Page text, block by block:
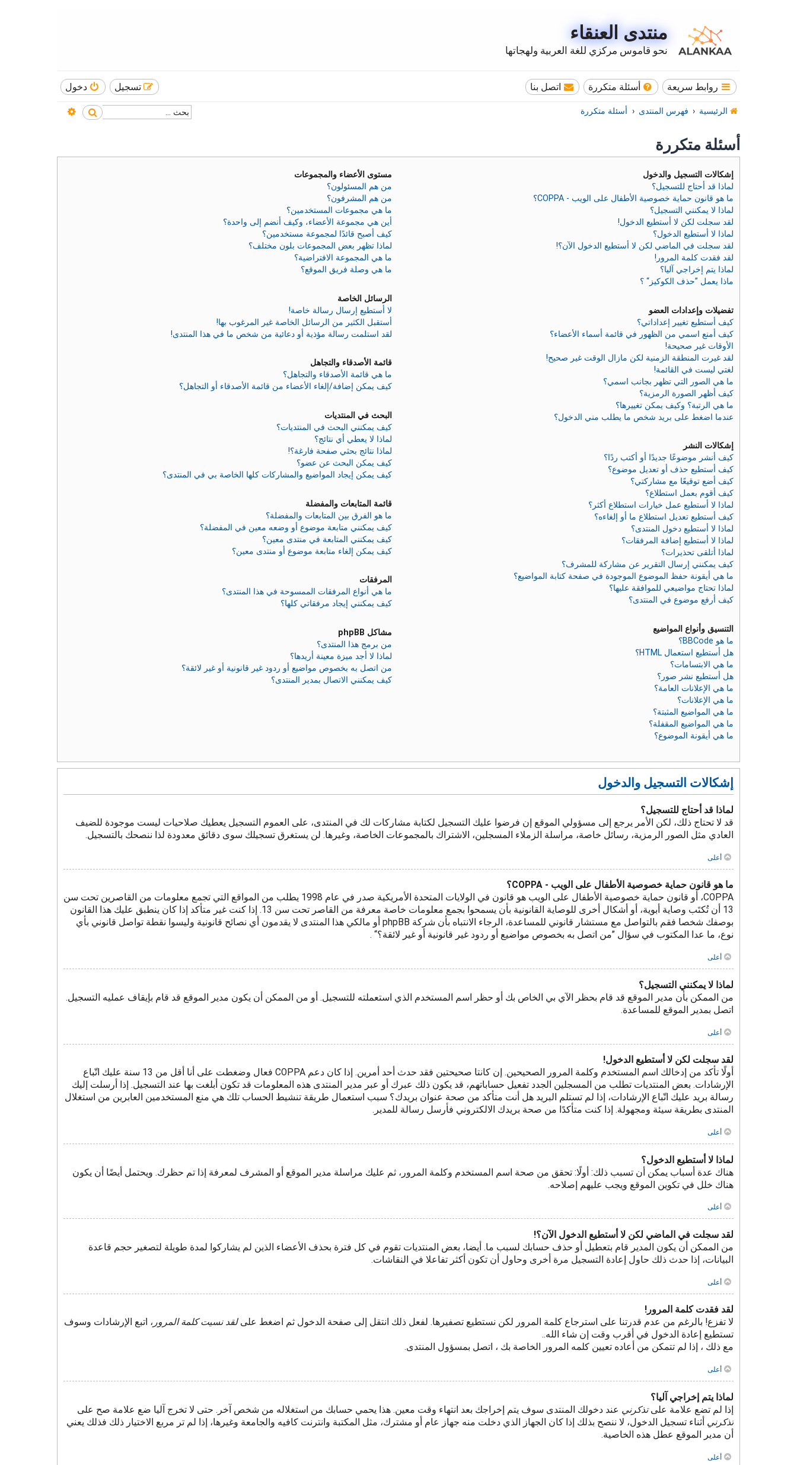
منتدى العنقاء
نحو قاموس مركزي للغة العربية ولهجاتها
روابط سريعة أسئلة متكررة اتصل بنا دخول تسجيل
الرئيسية فهرس المنتدى أسئلة متكررة بحث
أسئلة متكررة
إشكالات التسجيل والدخول
لماذا قد أحتاج للتسجيل؟
ما هو قانون حماية خصوصية الأطفال على الويب - COPPA؟
لماذا لا يمكنني التسجيل؟
لقد سجلت لكن لا أستطيع الدخول!
لماذا لا أستطيع الدخول؟
لقد سجلت في الماضي لكن لا أستطيع الدخول الآن؟!
لقد فقدت كلمة المرور!
لماذا يتم إخراجي آليا؟
ماذا يعمل ”حذف الكوكيز“ ؟
تفضيلات وإعدادات العضو
كيف أستطيع تغيير إعداداتي؟
كيف أمنع اسمي من الظهور في قائمة أسماء الأعضاء؟
الأوقات غير صحيحة!
لقد غيرت المنطقة الزمنية لكن مازال الوقت غير صحيح!
لغتي ليست في القائمة!
ما هي الصور التي تظهر بجانب اسمي؟
كيف أظهر الصورة الرمزية؟
ما هي الرتبة؟ وكيف يمكن تغييرها؟
عندما اضغط على بريد شخص ما يطلب مني الدخول؟
إشكالات النشر
كيف أنشر موضوعًا جديدًا أو أكتب ردًا؟
كيف أستطيع حذف أو تعديل موضوع؟
كيف أضع توقيعًا مع مشاركتي؟
كيف أقوم بعمل استطلاع؟
لماذا لا أستطيع عمل خيارات استطلاع أكثر؟
كيف أستطيع تعديل استطلاع ما أو إلغاءه؟
لماذا لا أستطيع دخول المنتدى؟
لماذا لا أستطيع إضافة المرفقات؟
لماذا أتلقى تحذيرات؟
كيف يمكنني إرسال التقرير عن مشاركة للمشرف؟
ما هي أيقونة حفظ الموضوع الموجودة في صفحة كتابة المواضيع؟
لماذا تحتاج مواضيعي للموافقة عليها؟
كيف أرفع موضوع في المنتدى؟
التنسيق وأنواع المواضيع
ما هو BBCode؟
هل أستطيع استعمال HTML؟
ما هي الابتسامات؟
هل أستطيع نشر صور؟
ما هي الإعلانات العامة؟
ما هي الإعلانات؟
ما هي المواضيع المثبتة؟
ما هي المواضيع المقفلة؟
ما هي أيقونة الموضوع؟
مستوى الأعضاء والمجموعات
من هم المسئولون؟
من هم المشرفون؟
ما هي مجموعات المستخدمين؟
أين هي مجموعة الأعضاء، وكيف أنضم إلى واحدة؟
كيف أصبح قائدًا لمجموعة مستخدمين؟
لماذا تظهر بعض المجموعات بلون مختلف؟
ما هي المجموعة الافتراضية؟
ما هي وصلة فريق الموقع؟
الرسائل الخاصة
لا أستطيع إرسال رسالة خاصة!
أستقبل الكثير من الرسائل الخاصة غير المرغوب بها!
لقد استلمت رسالة مؤذية أو دعائية من شخص ما في هذا المنتدى!
قائمة الأصدقاء والتجاهل
ما هي قائمة الأصدقاء والتجاهل؟
كيف يمكن إضافة/إلغاء الأعضاء من قائمة الأصدقاء أو التجاهل؟
البحث في المنتديات
كيف يمكنني البحث في المنتديات؟
لماذا لا يعطي أي نتائج؟
لماذا نتائج بحثي صفحة فارغة؟!
كيف يمكن البحث عن عضو؟
كيف يمكن إيجاد المواضيع والمشاركات كلها الخاصة بي في المنتدى؟
قائمة المتابعات والمفضلة
ما هو الفرق بين المتابعات والمفضلة؟
كيف يمكنني متابعة موضوع أو وضعه معين في المفضلة؟
كيف يمكنني المتابعة في منتدى معين؟
كيف يمكن إلغاء متابعة موضوع أو منتدى معين؟
المرفقات
ما هي أنواع المرفقات الممسوحة في هذا المنتدى؟
كيف يمكنني إيجاد مرفقاتي كلها؟
مشاكل phpBB
من برمج هذا المنتدى؟
لماذا لا أجد ميزة معينة أريدها؟
من اتصل به بخصوص مواضيع أو ردود غير قانونية أو غير لائقة؟
كيف يمكنني الاتصال بمدير المنتدى؟
إشكالات التسجيل والدخول
لماذا قد أحتاج للتسجيل؟
قد لا تحتاج ذلك، لكن الأمر يرجع إلى مسؤولي الموقع إن فرضوا عليك التسجيل لكتابة مشاركات لك في المنتدى، على العموم التسجيل يعطيك صلاحيات ليست موجودة للضيف
العادي مثل الصور الرمزية، رسائل خاصة، مراسلة الزملاء المسجلين، الاشتراك بالمجموعات الخاصة، وغيرها. لن يستغرق تسجيلك سوى دقائق معدودة لذا ننصحك بالتسجيل.
أعلى
ما هو قانون حماية خصوصية الأطفال على الويب - COPPA؟
COPPA، أو قانون حماية خصوصية الأطفال على الويب هو قانون في الولايات المتحدة الأمريكية صدر في عام 1998 يطلب من المواقع التي تجمع معلومات من القاصرين تحت سن
13 أن تُكتَب وصاية أبوية، أو أشكال أخرى للوصاية القانونية بأن يسمحوا بجمع معلومات خاصة معرفة من القاصر تحت سن 13. إذا كنت غير متأكد إذا كان ينطبق عليك هذا القانون
بوصفك شخصا فقم بالتواصل مع مستشار قانوني للمساعدة، الرجاء الانتباه بأن شركة phpBB أو مالكي هذا المنتدى لا يقدمون أي نصائح قانونية وليسوا نقطة تواصل قانوني بأي
نوع، ما عدا المكتوب في سؤال ”من اتصل به بخصوص مواضيع أو ردود غير قانونية أو غير لائقة؟“ .
أعلى
لماذا لا يمكنني التسجيل؟
من الممكن بأن مدير الموقع قد قام بحظر الآي بي الخاص بك أو حظر اسم المستخدم الذي استعملته للتسجيل. أو من الممكن أن يكون مدير الموقع قد قام بإيقاف عمليه التسجيل.
اتصل بمدير الموقع للمساعدة.
أعلى
لقد سجلت لكن لا أستطيع الدخول!
أولًا تأكد من إدخالك اسم المستخدم وكلمة المرور الصحيحين. إن كانتا صحيحتين فقد حدث أحد أمرين. إذا كان دعم COPPA فعال وضغطت على أنا أقل من 13 سنة عليك اتّباع
الإرشادات. بعض المنتديات تطلب من المسجلين الجدد تفعيل حساباتهم، قد يكون ذلك عبرك أو عبر مدير المنتدى هذه المعلومات قد تكون أبلغت بها عند التسجيل. إذا أرسلت إليك
رسالة بريد عليك اتّباع الإرشادات، إذا لم تستلم البريد هل أنت متأكد من صحة عنوان بريدك؟ سبب استعمال طريقة تنشيط الحساب تلك هي منع المستخدمين العابرين من استغلال
المنتدى بطريقة سيئة ومجهولة. إذا كنت متأكدًا من صحة بريدك الالكتروني فأرسل رسالة للمدير.
أعلى
لماذا لا أستطيع الدخول؟
هناك عدة أسباب يمكن أن تسبب ذلك: أولًا: تحقق من صحة اسم المستخدم وكلمة المرور، ثم عليك مراسلة مدير الموقع أو المشرف لمعرفة إذا تم حظرك. ويحتمل أيضًا أن يكون
هناك خلل في تكوين الموقع ويجب عليهم إصلاحه.
أعلى
لقد سجلت في الماضي لكن لا أستطيع الدخول الآن؟!
من الممكن أن يكون المدير قام بتعطيل أو حذف حسابك لسبب ما. أيضا، بعض المنتديات تقوم في كل فترة بحذف الأعضاء الذين لم يشاركوا لمدة طويلة لتصغير حجم قاعدة
البيانات، إذا حدث ذلك حاول إعادة التسجيل مرة أخرى وحاول أن تكون أكثر تفاعلا في النقاشات.
أعلى
لقد فقدت كلمة المرور!
لا تفزع! بالرغم من عدم قدرتنا على استرجاع كلمة المرور لكن نستطيع تصفيرها. لفعل ذلك انتقل إلى صفحة الدخول ثم اضغط علىلقد نسيت كلمة المرور ، اتبع الإرشادات وسوف
تستطيع إعادة الدخول في أقرب وقت إن شاء الله..
مع ذلك ، إذا لم تتمكن من أعاده تعيين كلمه المرور الخاصة بك ، اتصل بمسؤول المنتدى.
أعلى
لماذا يتم إخراجي آليا؟
إذا لم تضع علامة علىتذكرني عند دخولك المنتدى سوف يتم إخراجك بعد انتهاء وقت معين. هذا يحمي حسابك من استغلاله من شخص آخر. حتى لا تخرج آليا ضع علامة صح على
تذكرني أثناء تسجيل الدخول، لا ننصح بذلك إذا كان الجهاز الذي دخلت منه جهاز عام أو مشترك، مثل المكتبة وانترنت كافيه والجامعة وغيرها، إذا لم تر مربع الاختيار ذلك فذلك يعني
أن مدير الموقع عطل هذه الخاصية.
أعلى